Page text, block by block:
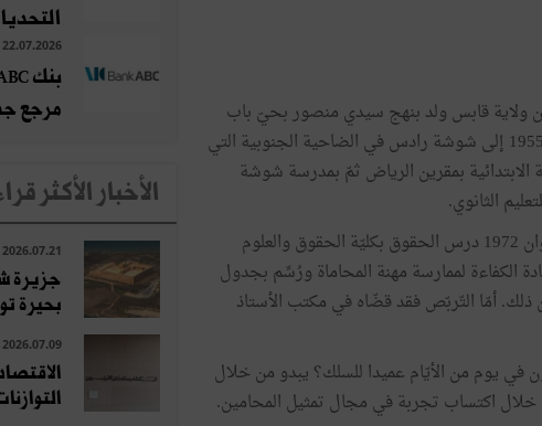
من ولاية قابس ولد بنهج سيدي منصور بحيّ باب
الفلّة بالعاصمة في 7 أوت 1952. انتقل للسكنى من والديه وأشقائه في سنة 1955 إلى شوشة رادس في الضاحية الجنوبية التي
بمقرين الرياض ثمّ بمدرسة شوشة
الثانوي.
التحق بمعهد ابن شرف بالعاصمة وبعد حصوله على شهادة الباكالوريا في جوان 1972 درس الحقوق بكليّة الحقوق والعلوم
وفي السنة نفسها نال شهادة الكفاءة لممارسة مهنة المحاماة ورُسِّم بجدول
بعد ستّة أيّام من ذلك. أمّا التّربّص فقد قضّاه في مكتب الأستاذ
في يوم من الأيّام عميدا للسلك؟ يبدو من خلال
خلال اكتساب تجربة في مجال تمثيل المحامين.
22.07.2026
مرجع
الأخبار الأكثر
2026.07.21
جزيرة
بحيرة
2026.07.09